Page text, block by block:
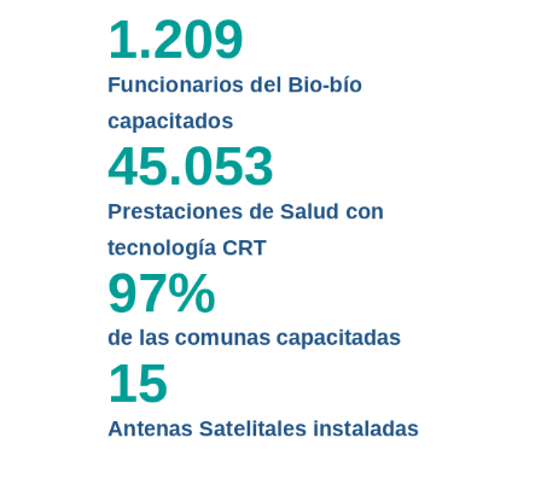
Funcionarios del Bio-bío
capacitados
1.209
Prestaciones de Salud con
tecnología CRT
45.053
de las comunas capacitadas
97%
Antenas Satelitales instaladas
15